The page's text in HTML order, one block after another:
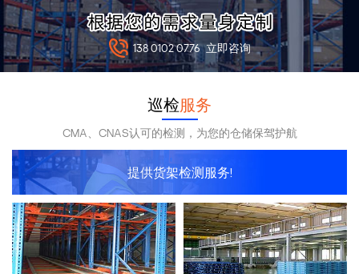
138 0102 0776 立即咨询
巡检服务
CMA、CNAS认可的检测，为您的仓储保驾护航
提供货架检测服务!